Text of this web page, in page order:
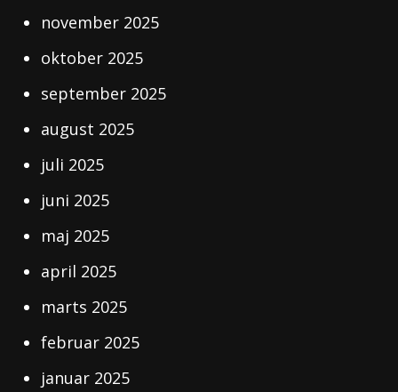
november 2025
oktober 2025
september 2025
august 2025
juli 2025
juni 2025
maj 2025
april 2025
marts 2025
februar 2025
januar 2025